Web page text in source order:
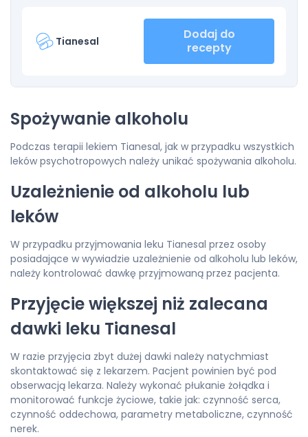
Tianesal
Dodaj do
recepty
Spożywanie alkoholu
Podczas terapii lekiem Tianesal, jak w przypadku wszystkich
leków psychotropowych należy unikać spożywania alkoholu.
Uzależnienie od alkoholu lub
leków
W przypadku przyjmowania leku Tianesal przez osoby
posiadające w wywiadzie uzależnienie od alkoholu lub leków,
należy kontrolować dawkę przyjmowaną przez pacjenta.
Przyjęcie większej niż zalecana
dawki leku Tianesal
W razie przyjęcia zbyt dużej dawki należy natychmiast
skontaktować się z lekarzem. Pacjent powinien być pod
obserwacją lekarza. Należy wykonać płukanie żołądka i
monitorować funkcje życiowe, takie jak: czynność serca,
czynność oddechowa, parametry metaboliczne, czynność
nerek.